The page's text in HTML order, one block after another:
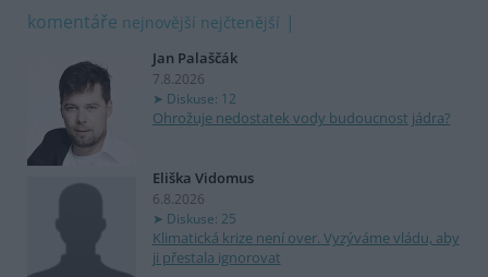
komentáře nejnovější nejčtenější
Jan Palaščák
7.8.2026
Diskuse: 12
Ohrožuje nedostatek vody budoucnost jádra?
Eliška Vidomus
6.8.2026
Diskuse: 25
Klimatická krize není over. Vyzýváme vládu, aby
ji přestala ignorovat